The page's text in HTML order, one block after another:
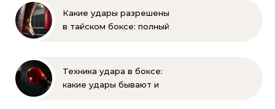
экипировки
Какие удары разрешены
в тайском боксе: полный
Техника удара в боксе:
какие удары бывают и